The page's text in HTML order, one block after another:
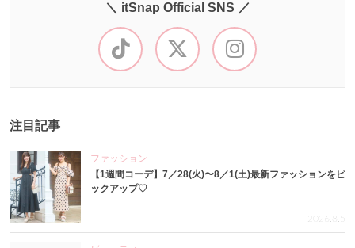
＼ itSnap Official SNS ／
注目記事
ファッション
【1週間コーデ】7／28(火)〜8／1(土)最新ファッションをピ
ックアップ♡
2026.8.5